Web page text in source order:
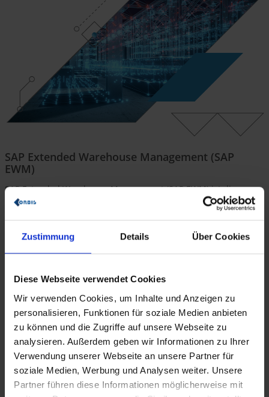
Zustimmung Details Über Cookies
Diese Webseite verwendet Cookies
Wir verwenden Cookies, um Inhalte und Anzeigen zu
personalisieren, Funktionen für soziale Medien anbieten
zu können und die Zugriffe auf unsere Webseite zu
analysieren. Außerdem geben wir Informationen zu Ihrer
Verwendung unserer Webseite an unsere Partner für
soziale Medien, Werbung und Analysen weiter. Unsere
Partner führen diese Informationen möglicherweise mit
SAP Extended Warehouse Management (SAP
EWM)
SAP Extended Warehouse Management (SAP EWM) ist die
strategische Lagerlösung
der SAP unter SAP S/4HANA.
Gegenüber ihrem Vorgänger SAP WM (Warehouse Management)
bietet die Lösung einen erheblich höheren Funktionsumfang
mit vielen neuen Features und die damit einhergehende
Optimierung der Prozesse in Ihrem Lager
SAP Stock Room Management
Nutzen Sie SAP Stock Room Management als
Lagerverwaltungslösunginnerhalb SAP S/4HANA und
profitieren Sie von grundlegenden Funktionen zurSteuerung
und Optimierung von Lagerprozessen. Im Vergleich zu SAP
Extended Warehouse Management (SAP EWM) richtet sich die
Lösung an Unternehmen mit weniger komplexen